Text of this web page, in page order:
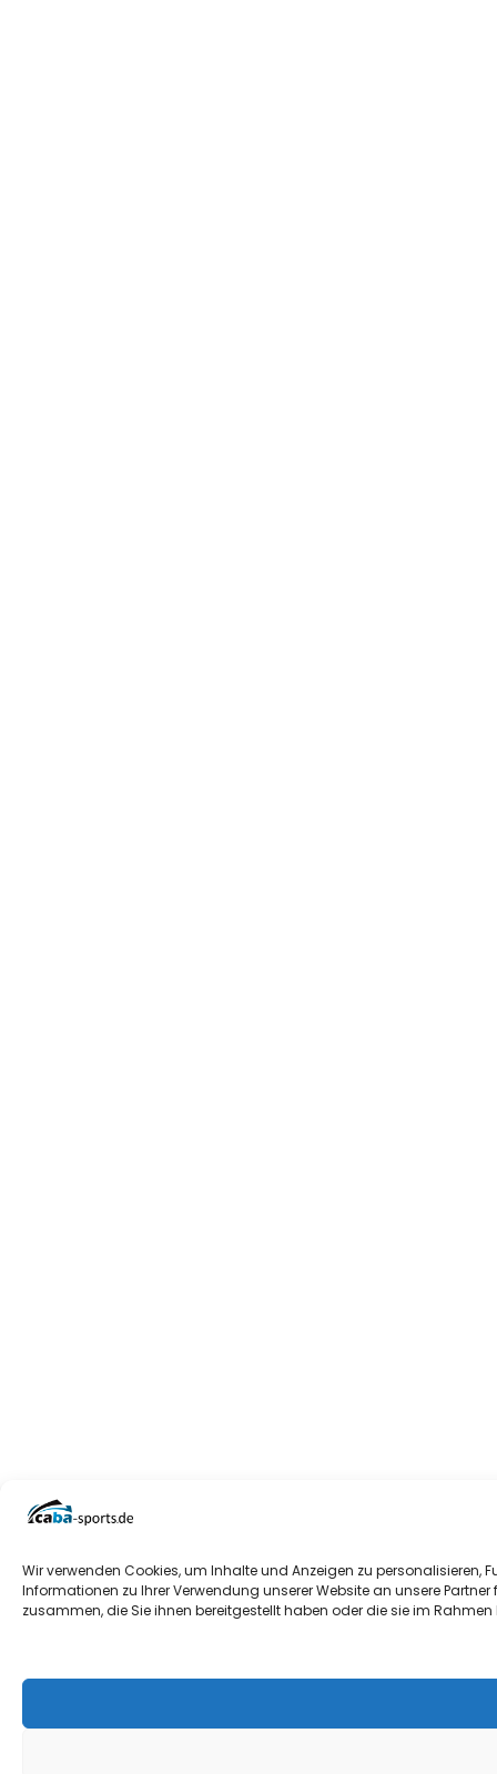
Wir verwenden Cookies, um Inhalte und Anzeigen zu
Informationen zu Ihrer Verwendung unserer Website an unsere
zusammen, die Sie ihnen bereitgestellt haben oder die sie im